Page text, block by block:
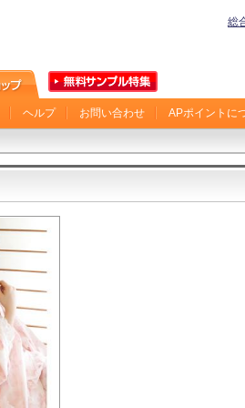
総
ヘルプ お問い合わせ APポイントに